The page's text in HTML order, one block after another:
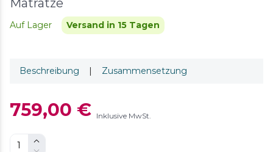
Matratze
Auf Lager Versand in 15 Tagen
Beschreibung | Zusammensetzung
759,00 € Inklusive MwSt.